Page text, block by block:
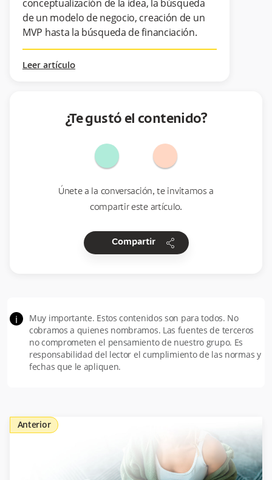
conceptualización de la idea, la búsqueda
de un modelo de negocio, creación de un
MVP hasta la búsqueda de financiación.
Leer artículo
¿Te gustó el contenido?
Únete a la conversación, te invitamos a
compartir este artículo.
Compartir share
i
Muy importante. Estos contenidos son para todos. No
cobramos a quienes nombramos. Las fuentes de terceros
no comprometen el pensamiento de nuestro grupo. Es
responsabilidad del lector el cumplimiento de las normas y
fechas que le apliquen.
Anterior